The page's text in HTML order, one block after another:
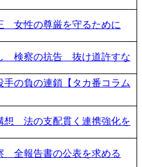
女性の尊厳を守るために
検察の抗告 抜け道許すな
手の負の連鎖【タカ番コラム
想 法の支配貫く連携強化を
全報告書の公表を求める